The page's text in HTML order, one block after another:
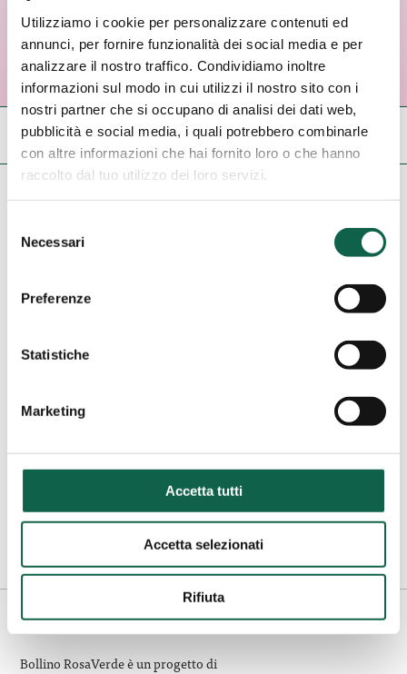
Utilizziamo i cookie per personalizzare contenuti ed
annunci, per fornire funzionalità dei social media e per
analizzare il nostro traffico. Condividiamo inoltre
informazioni sul modo in cui utilizzi il nostro sito con i
nostri partner che si occupano di analisi dei dati web,
pubblicità e social media, i quali potrebbero combinarle
con altre informazioni che hai fornito loro o che hanno
raccolto dal tuo utilizzo dei loro servizi.
delNecessari
Preferenze
Statistiche
Marketing
Accetta tutti
Accetta selezionati
Rifiuta
Cerca tra le farmacie(apri
pannello
di
1 risultati per: Test Intolleranze Alimentari
filtro
Farmacia Dott.ssa Pepe
Via San Antonio 55 73050, Salve - Ruggiano,
0833742022
Farmacia
Simonetta
Bollino RosaVerde è un progetto di